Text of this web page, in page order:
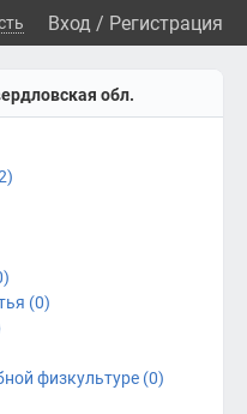
Вход / Регистрация
обл.
(0)
физкультуре (0)